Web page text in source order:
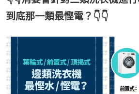
到底那一類最慳電？👇👇